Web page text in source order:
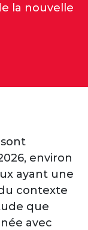
la nouvelle
environ
ayant une
contexte
que
avec